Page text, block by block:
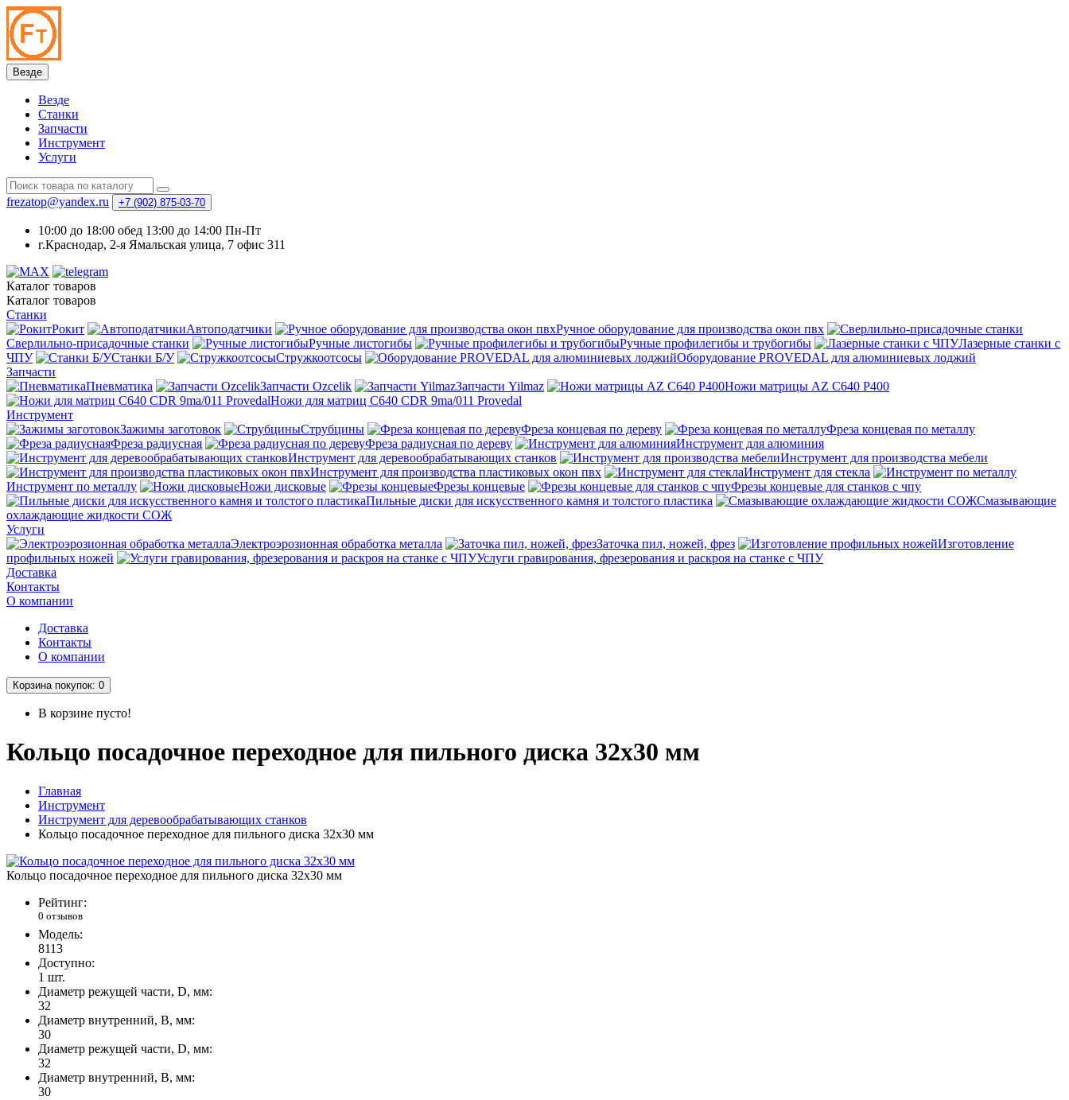
Везде
Везде
Станки
Запчасти
Инструмент
Услуги
frezatop@yandex.ru +7 (902) 875-03-70
10:00 до 18:00 обед 13:00 до 14:00 Пн-Пт
г.Краснодар, 2-я Ямальская улица, 7 офис 311
Каталог товаров
Каталог товаров
Станки
Рокит
Автоподатчики
Ручное оборудование для производства окон пвх
Сверлильно-присадочные станки
Ручные листогибы Ручные профилегибы и трубогибы
Лазерные станки с
ЧПУ
Станки Б/У Стружкоотсосы
Оборудование PROVEDAL для алюминиевых лоджий
Запчасти
Пневматика
Запчасти Ozcelik Запчасти Yilmaz
Ножи матрицы AZ C640 P400
Ножи для матриц C640 CDR 9ma/011 Provedal
Инструмент
Зажимы заготовок
Струбцины Фреза концевая по дереву
Фреза концевая по металлу
Фреза радиусная
Фреза радиусная по дереву
Инструмент для алюминия
Инструмент для деревообрабатывающих станков
Инструмент для производства мебели
Инструмент для производства пластиковых окон пвх
Инструмент для стекла
Инструмент по металлу
Ножи дисковые Фрезы концевые
Фрезы концевые для станков с чпу
Пильные диски для искусственного камня и толстого пластика
Смазывающие
охлаждающие жидкости СОЖ
Услуги
Электроэрозионная обработка металла
Заточка пил, ножей, фрез
Изготовление
профильных ножей
Услуги гравирования, фрезерования и раскроя на станке с ЧПУ
Доставка
Контакты
О компании
Доставка
Контакты
О компании
Корзинапокупок: 0
В корзине пусто!
Кольцо посадочное переходное для пильного диска 32x30 мм
Главная
Инструмент
Инструмент для деревообрабатывающих станков
Кольцо посадочное переходное для пильного диска 32x30 мм
Кольцо посадочное переходное для пильного диска 32x30 мм
Рейтинг:
0 отзывов
Модель:
8113
Доступно:
1 шт.
Диаметр режущей части, D, мм:
32
Диаметр внутренний, B, мм:
30
Диаметр режущей части, D, мм:
32
Диаметр внутренний, B, мм:
30